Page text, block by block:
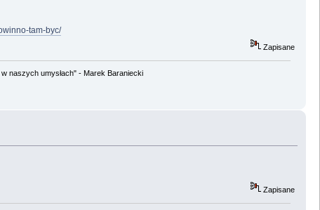
tam-byc/
Zapisane
naszych umysłach" - Marek Baraniecki
Zapisane